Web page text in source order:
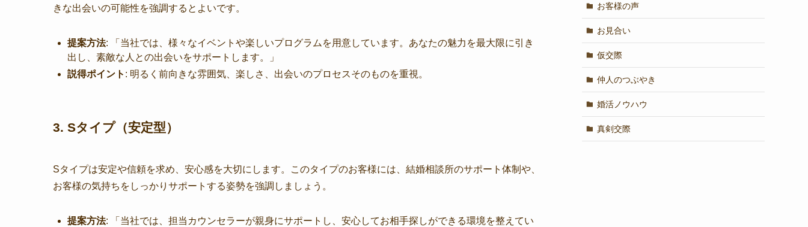
きな出会いの可能性を強調するとよいです。
提案方法: 「当社では、様々なイベントや楽しいプログラムを用意しています。あなたの魅力を最大限に引き
出し、素敵な人との出会いをサポートします。」
説得ポイント : 明るく前向きな雰囲気、楽しさ、出会いのプロセスそのものを重視。
3. Sタイプ（安定型）
Sタイプは安定や信頼を求め、安心感を大切にします。このタイプのお客様には、結婚相談所のサポート体制や、
お客様の気持ちをしっかりサポートする姿勢を強調しましょう。
提案方法: 「当社では、担当カウンセラーが親身にサポートし、安心してお相手探しができる環境を整えてい
お客様の声
お見合い
仮交際
仲人のつぶやき
婚活ノウハウ
真剣交際